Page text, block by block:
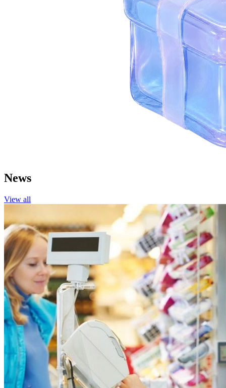
News
View all